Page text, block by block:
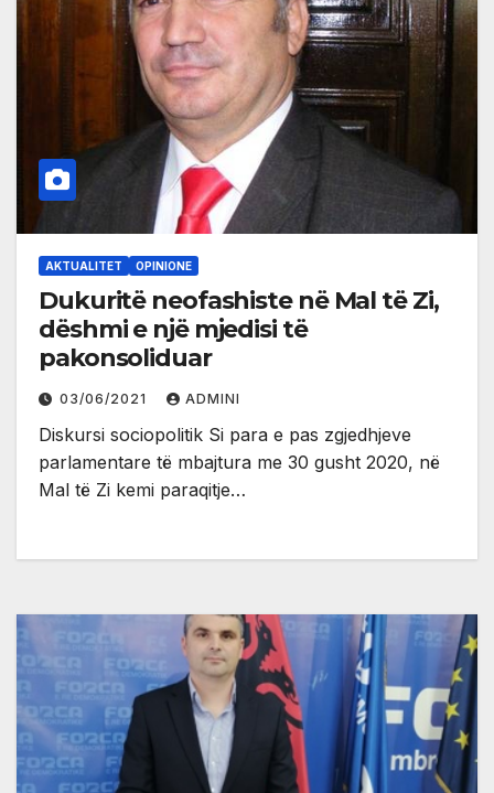
AKTUALITET OPINIONE
Dukuritë neofashiste në Mal të Zi,
dëshmi e një mjedisi të
pakonsoliduar
03/06/2021 ADMINI
Diskursi sociopolitik Si para e pas zgjedhjeve
parlamentare të mbajtura me 30 gusht 2020, në
Mal të Zi kemi paraqitje…